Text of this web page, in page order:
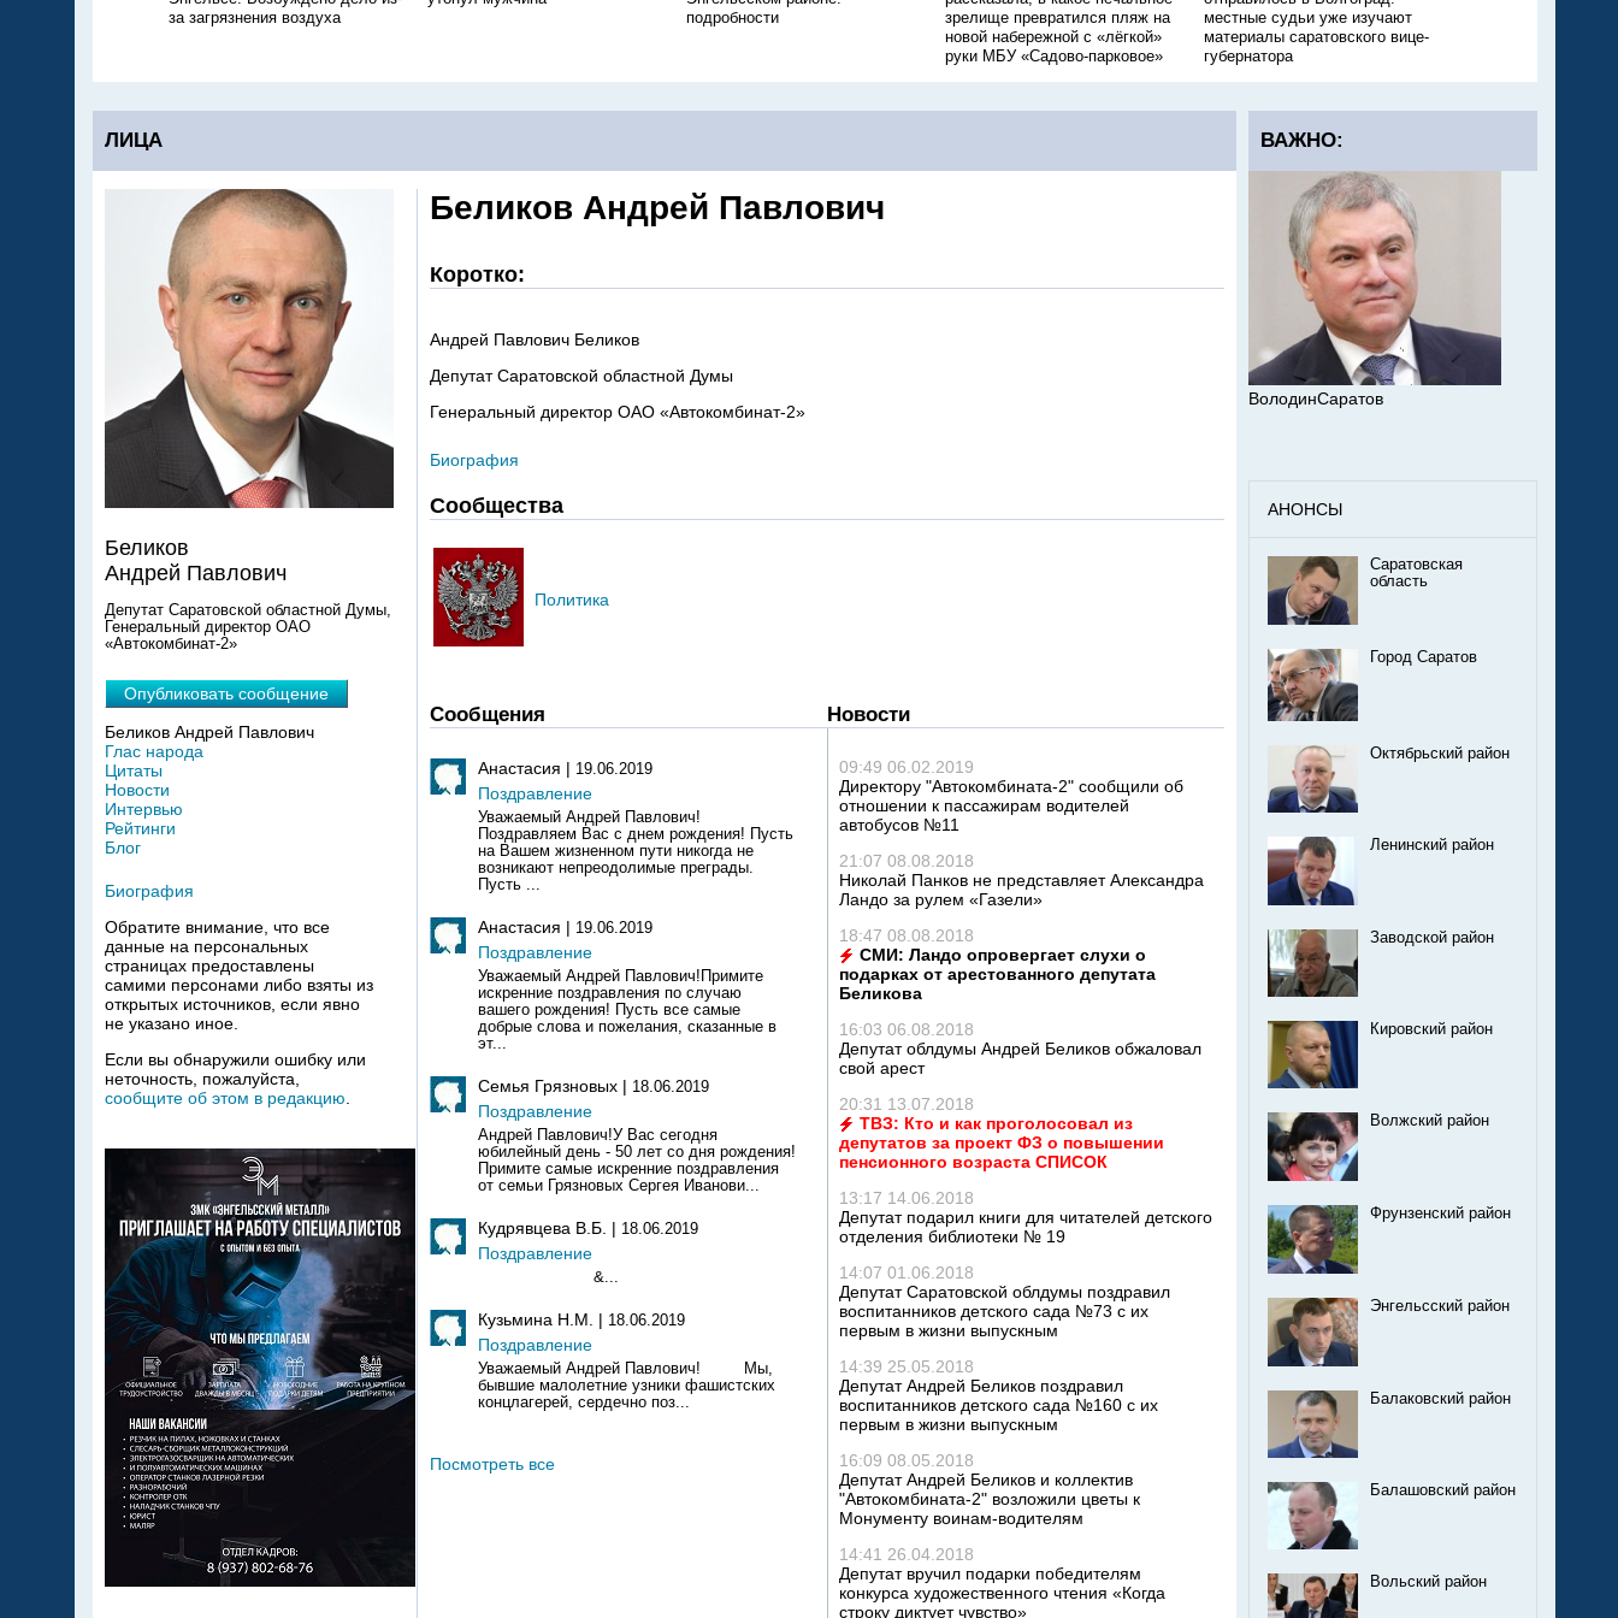
за загрязнения воздуха
подробности
зрелище превратился пляж на
новой набережной с «лёгкой»
руки МБУ «Садово-парковое»
местные судьи уже изучают
материалы саратовского вице-
губернатора
ЛИЦА
Беликов Андрей Павлович
Коротко:
Андрей Павлович Беликов
Депутат Саратовской областной Думы
Генеральный директор ОАО «Автокомбинат-2»
Биография
Сообщества
Политика
Новости
Сообщения
09:49 06.02.2019
Директору "Автокомбината-2" сообщили об
отношении к пассажирам водителей
автобусов №11
21:07 08.08.2018
Николай Панков не представляет Александра
Ландо за рулем «Газели»
18:47 08.08.2018
СМИ: Ландо опровергает слухи о
подарках от арестованного депутата
Беликова
16:03 06.08.2018
Депутат облдумы Андрей Беликов обжаловал
свой арест
20:31 13.07.2018
ТВЗ: Кто и как проголосовал из
депутатов за проект ФЗ о повышении
пенсионного возраста СПИСОК
13:17 14.06.2018
Депутат подарил книги для читателей детского
отделения библиотеки № 19
14:07 01.06.2018
Депутат Саратовской облдумы поздравил
воспитанников детского сада №73 с их
первым в жизни выпускным
14:39 25.05.2018
Депутат Андрей Беликов поздравил
воспитанников детского сада №160 с их
первым в жизни выпускным
16:09 08.05.2018
Депутат Андрей Беликов и коллектив
"Автокомбината-2" возложили цветы к
Монументу воинам-водителям
14:41 26.04.2018
Депутат вручил подарки победителям
конкурса художественного чтения «Когда
строку диктует чувство»
Анастасия | 19.06.2019
Поздравление
Уважаемый Андрей Павлович!
Поздравляем Вас с днем рождения! Пусть
на Вашем жизненном пути никогда не
возникают непреодолимые преграды.
Пусть ...
Анастасия | 19.06.2019
Поздравление
Уважаемый Андрей Павлович!Примите
искренние поздравления по случаю
вашего рождения! Пусть все самые
добрые слова и пожелания, сказанные в
эт...
Семья Грязновых | 18.06.2019
Поздравление
Андрей Павлович!У Вас сегодня
юбилейный день - 50 лет со дня рождения!
Примите самые искренние поздравления
от семьи Грязновых Сергея Иванови...
Кудрявцева В.Б. | 18.06.2019
Поздравление
&...
Кузьмина Н.М. | 18.06.2019
Поздравление
Уважаемый Андрей Павлович! Мы,
бывшие малолетние узники фашистских
концлагерей, сердечно поз...
Посмотреть все
Беликов
Андрей Павлович
Депутат Саратовской областной Думы,
Генеральный директор ОАО
«Автокомбинат-2»
Опубликовать сообщение
Беликов Андрей Павлович
Глас народа
Цитаты
Новости
Интервью
Рейтинги
Блог
Биография
Обратите внимание, что все
данные на персональных
страницах предоставлены
самими персонами либо взяты из
открытых источников, если явно
не указано иное.
Если вы обнаружили ошибку или
неточность, пожалуйста,
сообщите об этом в редакцию
ВАЖНО:
ВолодинСаратов
АНОНСЫ
Саратовская
область
Город Саратов
Октябрьский район
Ленинский район
Заводской район
Кировский район
Волжский район
Фрунзенский район
Энгельсский район
Балаковский район
Балашовский район
Вольский район